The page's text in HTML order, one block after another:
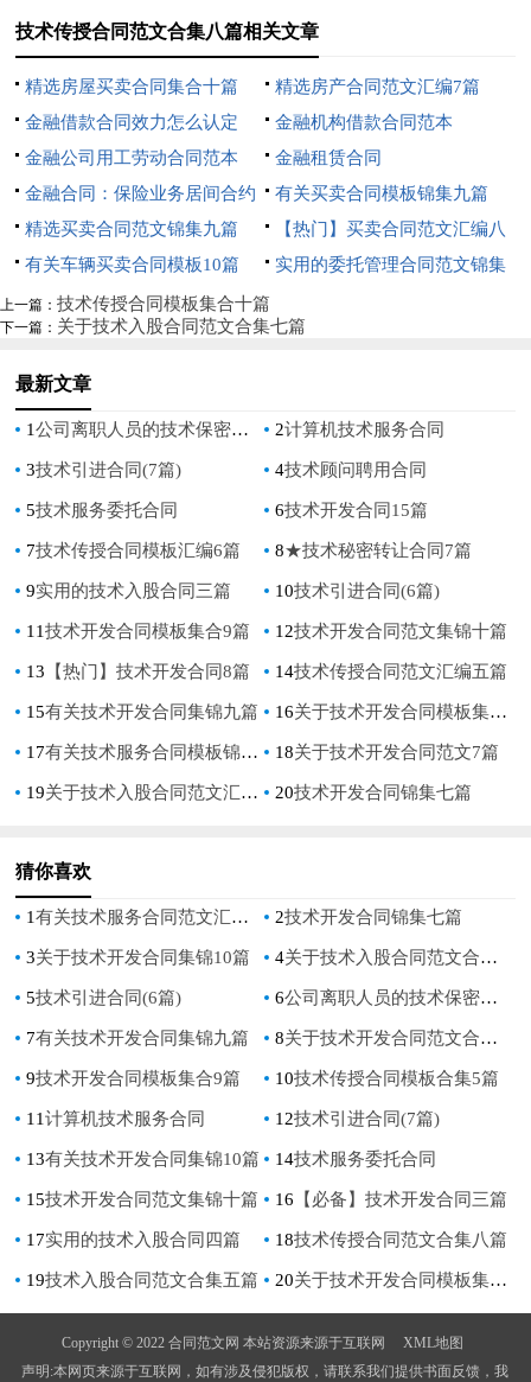
技术传授合同范文合集八篇相关文章
精选房屋买卖合同集合十篇
精选房产合同范文汇编7篇
金融借款合同效力怎么认定
金融机构借款合同范本
金融公司用工劳动合同范本
金融租赁合同
金融合同：保险业务居间合约
有关买卖合同模板锦集九篇
精选买卖合同范文锦集九篇
【热门】买卖合同范文汇编八
篇
有关车辆买卖合同模板10篇
实用的委托管理合同范文锦集
九篇
上一篇： 技术传授合同模板集合十篇
下一篇： 关于技术入股合同范文合集七篇
最新文章
1公司离职人员的技术保密合同 2计算机技术服务合同
3技术引进合同(7篇) 4技术顾问聘用合同
5技术服务委托合同 6技术开发合同15篇
7技术传授合同模板汇编6篇 8★技术秘密转让合同7篇
9实用的技术入股合同三篇 10技术引进合同(6篇)
11技术开发合同模板集合9篇 12技术开发合同范文集锦十篇
13 【热门】技术开发合同8篇 14技术传授合同范文汇编五篇
15有关技术开发合同集锦九篇 16关于技术开发合同模板集锦6篇
17有关技术服务合同模板锦集七篇 18关于技术开发合同范文7篇
19关于技术入股合同范文汇编七篇 20技术开发合同锦集七篇
猜你喜欢
1有关技术服务合同范文汇总七篇 2技术开发合同锦集七篇
3关于技术开发合同集锦10篇 4关于技术入股合同范文合集七篇
5技术引进合同(6篇) 6公司离职人员的技术保密合同
7有关技术开发合同集锦九篇 8关于技术开发合同范文合集6篇
9技术开发合同模板集合9篇 10技术传授合同模板合集5篇
11计算机技术服务合同 12技术引进合同(7篇)
13有关技术开发合同集锦10篇 14技术服务委托合同
15技术开发合同范文集锦十篇 16 【必备】技术开发合同三篇
17实用的技术入股合同四篇 18技术传授合同范文合集八篇
19技术入股合同范文合集五篇 20关于技术开发合同模板集锦6篇
Copyright © 2022 合同范文网 本站资源来源于互联网
XML地图
声明:本网页来源于互联网，如有涉及侵犯版权，请联系我们提供书面反馈，我